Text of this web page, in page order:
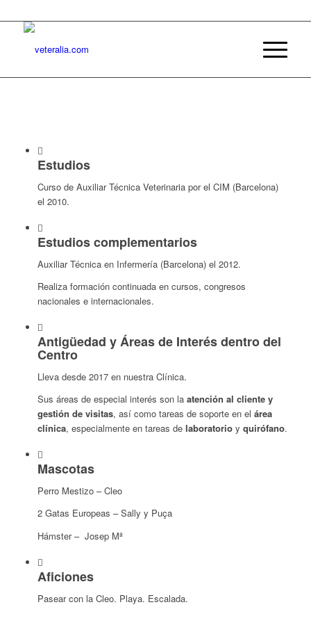
Estudios
Curso de Auxiliar Técnica Veterinaria por el CIM (Barcelona)
el 2010.
Estudios complementarios
Auxiliar Técnica en Infermería (Barcelona) el 2012.
Realiza formación continuada en cursos, congresos
nacionales e internacionales.
Antigüedad y Áreas de Interés dentro del
Centro
Lleva desde 2017 en nuestra Clínica.
Sus áreas de especial interés son la atención al cliente y
gestión de visitas, así como tareas de soporte en el área
clínica, especialmente en tareas de laboratorioy quirófano.
Mascotas
Perro Mestizo – Cleo
2 Gatas Europeas – Sally y Puça
Hámster – Josep Mª
Aficiones
Pasear con la Cleo. Playa. Escalada.